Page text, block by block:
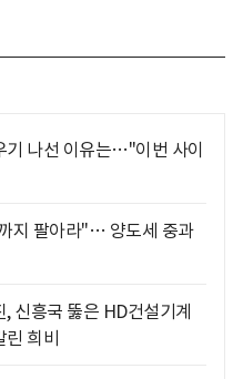
기 나선 이유는…"이번 사이
지 팔아라"… 양도세 중과
신흥국 뚫은 HD건설기계
희비